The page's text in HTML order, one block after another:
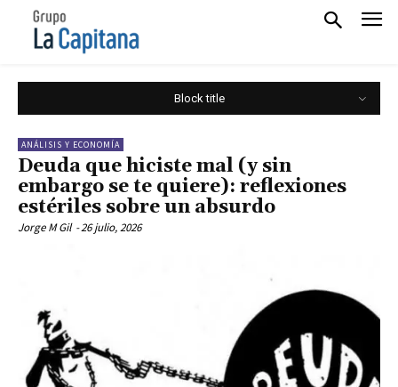
Block title
ANÁLISIS Y ECONOMÍA
Deuda que hiciste mal (y sin
embargo se te quiere): reflexiones
estériles sobre un absurdo
Jorge M Gil -26 julio, 2026